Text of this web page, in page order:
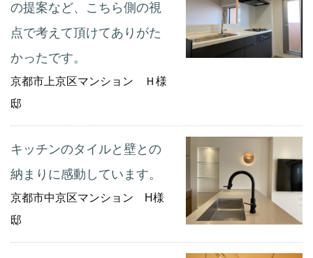
の提案など、こちら側の視
点で考えて頂けてありがた
かったです。
京都市上京区マンション Ｈ様
邸
キッチンのタイルと壁との
納まりに感動しています。
京都市中京区マンション H様
邸